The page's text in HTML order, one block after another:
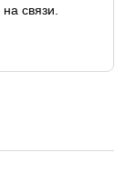
связи.